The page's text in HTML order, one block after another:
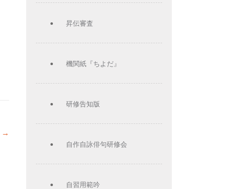
→
昇伝審査
機関紙『ちよだ』
研修告知版
自作自詠俳句研修会
自習用範吟